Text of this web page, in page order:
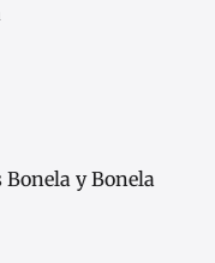
y Bonela